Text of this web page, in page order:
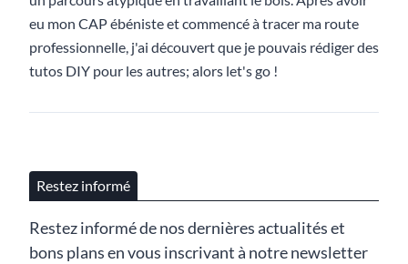
eu mon CAP ébéniste et commencé à tracer ma route
professionnelle, j'ai découvert que je pouvais rédiger des
tutos DIY pour les autres; alors let's go !
Restez informé
Restez informé de nos dernières actualités et
bons plans en vous inscrivant à notre newsletter